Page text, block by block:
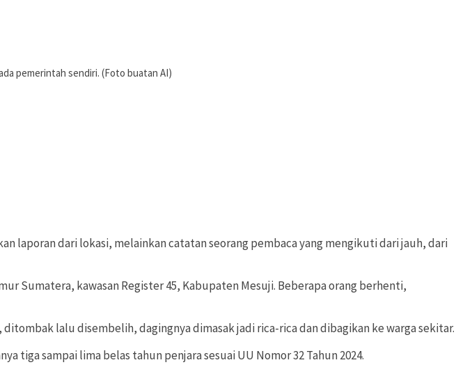
pemerintah sendiri. (Foto buatan AI)
laporan dari lokasi, melainkan catatan seorang pembaca yang mengikuti dari jauh, dari
Sumatera, kawasan Register 45, Kabupaten Mesuji. Beberapa orang berhenti,
lalu disembelih, dagingnya dimasak jadi rica-rica dan dibagikan ke warga sekitar.
tiga sampai lima belas tahun penjara sesuai UU Nomor 32 Tahun 2024.